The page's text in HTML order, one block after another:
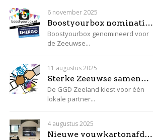
6 november 2025
Boostyourbox nominatie voor de Zeeuwse Innovatieprijs Emergo
Boostyourbox genomineerd voor
de Zeeuwse...
11 augustus 2025
Sterke Zeeuwse samenwerking
De GGD Zeeland kiest voor één
lokale partner...
4 augustus 2025
Nieuwe vouwkartonafdeling maakt ons compleet, snel en flexibel!